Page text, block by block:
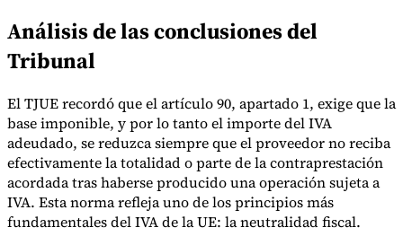
Análisis de las conclusiones del
Tribunal
El TJUE recordó que el artículo 90, apartado 1, exige que la
base imponible, y por lo tanto el importe del IVA
adeudado, se reduzca siempre que el proveedor no reciba
efectivamente la totalidad o parte de la contraprestación
acordada tras haberse producido una operación sujeta a
IVA. Esta norma refleja uno de los principios más
fundamentales del IVA de la UE: la neutralidad fiscal.